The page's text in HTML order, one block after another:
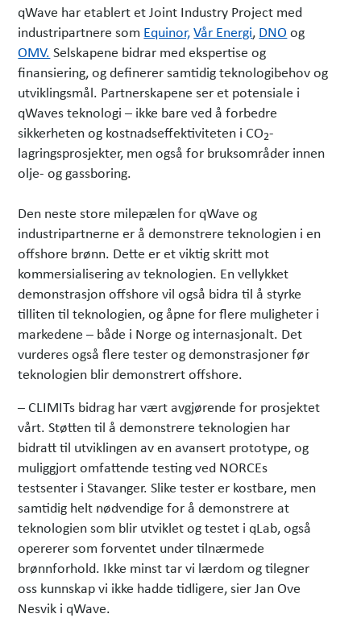
qWave har etablert et Joint Industry Project med
industripartnere som Equinor,Vår Energi, DNO og
OMV. Selskapene bidrar med ekspertise og
finansiering, og definerer samtidig teknologibehov og
utviklingsmål. Partnerskapene ser et potensiale i
qWaves teknologi – ikke bare ved å forbedre
sikkerheten og kostnadseffektiviteten i CO2-
lagringsprosjekter, men også for bruksområder innen
olje- og gassboring.
Den neste store milepælen for qWave og
industripartnerne er å demonstrere teknologien i en
offshore brønn. Dette er et viktig skritt mot
kommersialisering av teknologien. En vellykket
demonstrasjon offshore vil også bidra til å styrke
tilliten til teknologien, og åpne for flere muligheter i
markedene – både i Norge og internasjonalt. Det
vurderes også flere tester og demonstrasjoner før
teknologien blir demonstrert offshore.
– CLIMITs bidrag har vært avgjørende for prosjektet
vårt. Støtten til å demonstrere teknologien har
bidratt til utviklingen av en avansert prototype, og
muliggjort omfattende testing ved NORCEs
testsenter i Stavanger. Slike tester er kostbare, men
samtidig helt nødvendige for å demonstrere at
teknologien som blir utviklet og testet i qLab, også
opererer som forventet under tilnærmede
brønnforhold. Ikke minst tar vi lærdom og tilegner
oss kunnskap vi ikke hadde tidligere, sier Jan Ove
Nesvik i qWave.